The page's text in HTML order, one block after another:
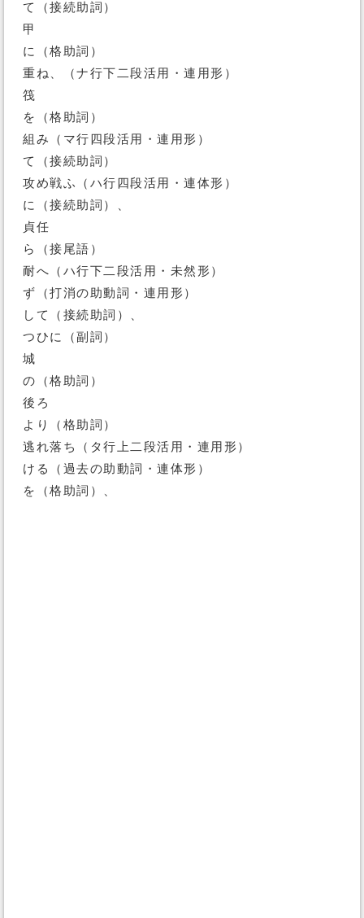
て（接続助詞）
甲
に（格助詞）
重ね、（ナ行下二段活用・連用形）
筏
を（格助詞）
組み（マ行四段活用・連用形）
て（接続助詞）
攻め戦ふ（ハ行四段活用・連体形）
に（接続助詞）、
貞任
ら（接尾語）
耐へ（ハ行下二段活用・未然形）
ず（打消の助動詞・連用形）
して（接続助詞）、
つひに（副詞）
城
の（格助詞）
後ろ
より（格助詞）
逃れ落ち（タ行上二段活用・連用形）
ける（過去の助動詞・連体形）
を（格助詞）、